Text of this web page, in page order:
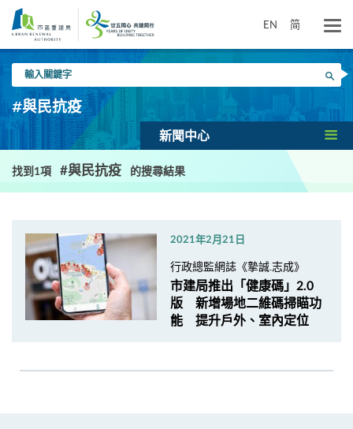
要
EN 简
入
關
鍵
搜尋
#與民抗疫
新聞中心
找到1項 #與民抗疫 的搜尋結果
2021年2月21日
行政總監網誌《摯誠.志成》
市建局推出「健康碼」2.0
版 新增場地二維碼掃瞄功
能 提升戶外、室內定位